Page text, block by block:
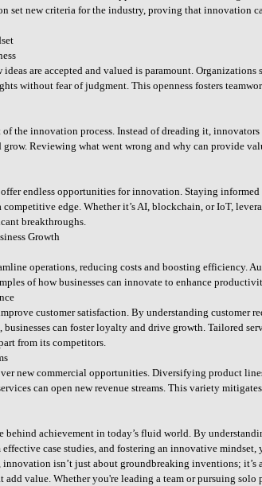
set new criteria for the industry, proving that innovation
ideas are accepted and valued is paramount. Organizations
without fear of judgment. This openness fosters
the innovation process. Instead of dreading it,
Reviewing what went wrong and why can provide
endless opportunities for innovation. Staying
competitive edge. Whether it’s AI, blockchain, or IoT,
breakthroughs.
Growth
operations, reducing costs and boosting efficiency.
of how businesses can innovate to enhance
customer satisfaction. By understanding customer
can foster loyalty and drive growth. Tailored
from its competitors.
new commercial opportunities. Diversifying product
can open new revenue streams. This variety
achievement in today’s fluid world. By
case studies, and fostering an innovative
innovation isn’t just about groundbreaking inventions; it’s
add value. Whether you're leading a team or pursuing